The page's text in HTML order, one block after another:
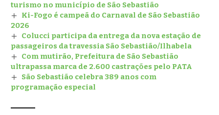
turismo no município de São Sebastião
Ki-Fogo é campeã do Carnaval de São Sebastião
2026
Colucci participa da entrega da nova estação de
passageiros da travessia São Sebastião/Ilhabela
Com mutirão, Prefeitura de São Sebastião
ultrapassa marca de 2.600 castrações pelo PATA
São Sebastião celebra 389 anos com
programação especial